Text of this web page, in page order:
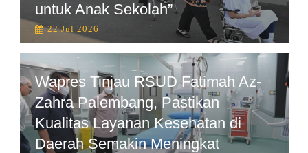
untuk Anak Sekolah”
22 Jul 2026
Wapres Tinjau RSUD Fatimah Az-
Zahra Palembang, Pastikan
Kualitas Layanan Kesehatan di
Daerah Semakin Meningkat